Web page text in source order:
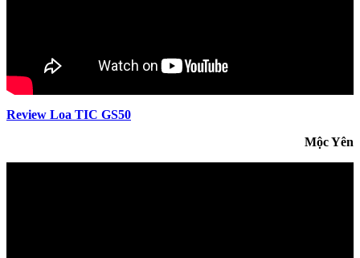
Review Loa TIC GS50
Mộc Yên